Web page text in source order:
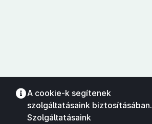
A cookie-k segítenek
szolgáltatásaink biztosításában.
Szolgáltatásaink